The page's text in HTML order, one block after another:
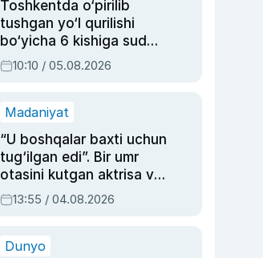
Toshkentda o‘pirilib
tushgan yo‘l qurilishi
bo‘yicha 6 kishiga sud
hukmi o‘qildi
10:10 / 05.08.2026
Madaniyat
“U boshqalar baxti uchun
tug‘ilgan edi”. Bir umr
otasini kutgan aktrisa va
dublyaj ustasi Rimma
Ahmedovaning
13:55 / 04.08.2026
Dunyo